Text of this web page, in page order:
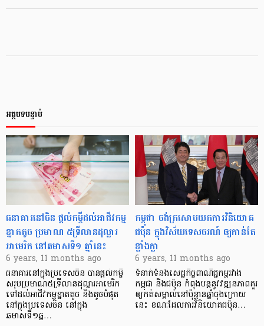
អត្ថបទបន្ទាប់
ធនាគារ​នៅ​ចិន ផ្ដល់កម្ចីដល់អាជីវកម្ម
ខ្នាតតូច ប្រមាណ ៥ទ្រីលានដុល្លារ
អាមេរិក នៅឆមាសទី១ ឆ្នាំនេះ
6 years, 11 months ago
ធនាគារនៅក្នុងប្រទេសចិន បានផ្ដល់កម្ចី
សរុបប្រមាណ៥ទ្រីលានដុល្លារអាមេរិក
ទៅដល់អាជីវកម្មខ្នាតតូច និងតូចបំផុត
នៅក្នុងប្រទេសចិន នៅក្នុង
ឆមាសទី១ឆ្ន…
កម្ពុជា ចង់ក្រសោបយកការវិនិយោគ
ជប៉ុន ក្នុងវិស័យទេសចរណ៍ ឲ្យ​កាន់តែ
ខ្លាំងក្លា
6 years, 11 months ago
ទំនាក់ទំនងសេដ្ឋកិច្ចពាណិជ្ជកម្មរវាង
កម្ពុជា និងជប៉ុន កំពុងបន្តនូវវឌ្ឍនភាពគួរ
ឲ្យកត់សម្គាល់នៅប៉ុន្មានឆ្នាំចុងក្រោយ
នេះ ខណៈដែលការវិនិយោគជប៉ុន…